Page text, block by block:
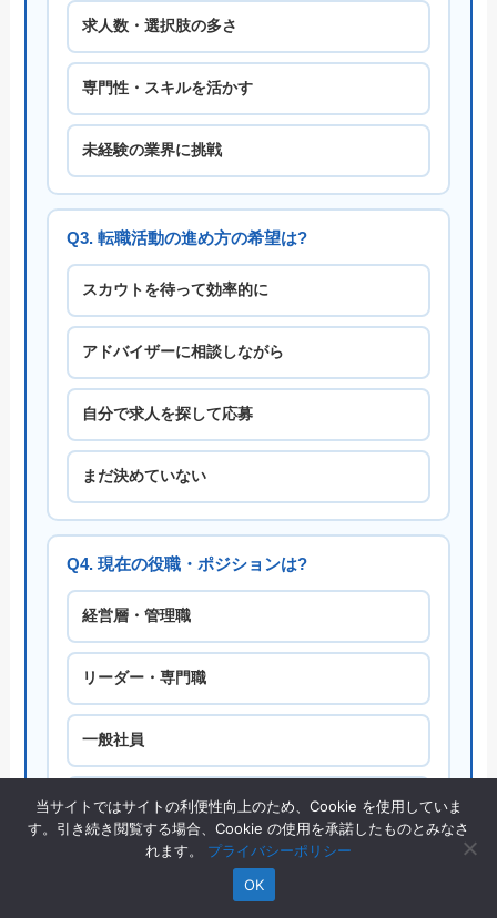
求人数・選択肢の多さ
専門性・スキルを活かす
未経験の業界に挑戦
Q3. 転職活動の進め方の希望は?
スカウトを待って効率的に
アドバイザーに相談しながら
自分で求人を探して応募
まだ決めていない
Q4. 現在の役職・ポジションは?
経営層・管理職
リーダー・専門職
一般社員
第二新卒・未経験層
当サイトではサイトの利便性向上のため、Cookie を使用していま
す。引き続き閲覧する場合、Cookie の使用を承諾したものとみなさ
れます。 プライバシーポリシー
OK